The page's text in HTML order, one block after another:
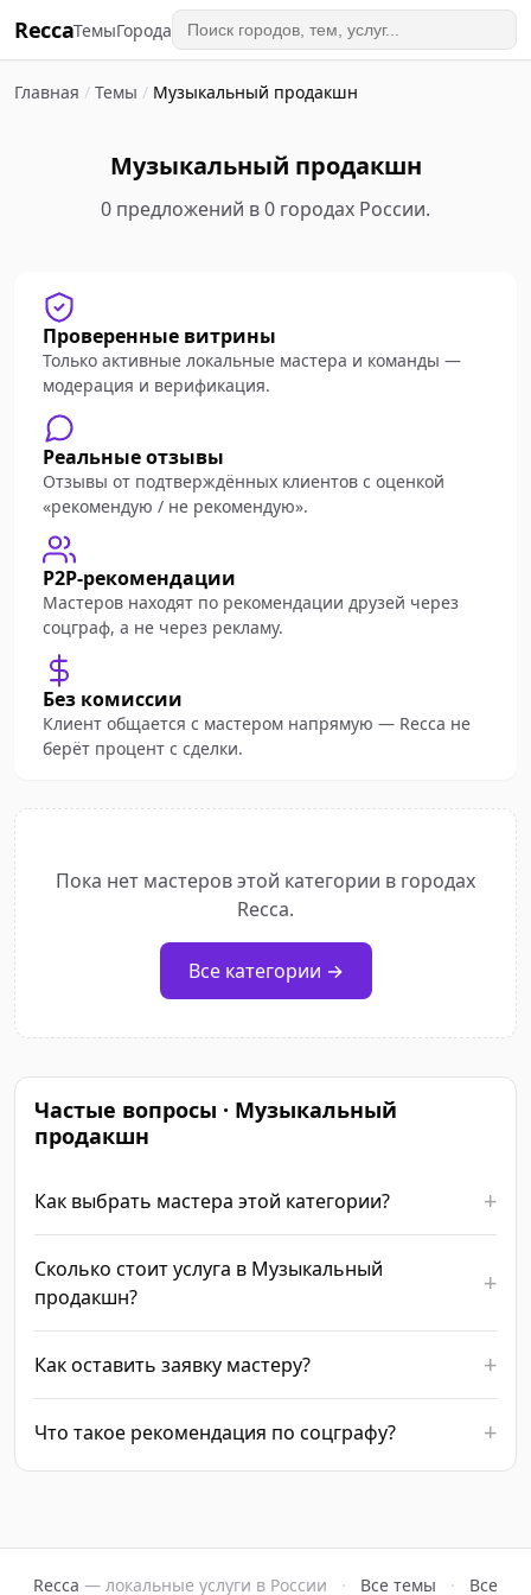
ReccaТемыГорода
Главная / Темы / Музыкальный продакшн
Музыкальный продакшн
0 предложений в 0 городах России.
Проверенные витрины
Только активные локальные мастера и команды —
модерация и верификация.
Реальные отзывы
Отзывы от подтверждённых клиентов с оценкой
«рекомендую / не рекомендую».
P2P-рекомендации
Мастеров находят по рекомендации друзей через
соцграф, а не через рекламу.
Без комиссии
Клиент общается с мастером напрямую — Recca не
берёт процент с сделки.
Пока нет мастеров этой категории в городах
Recca.
Все категории →
Частые вопросы · Музыкальный
продакшн
Как выбрать мастера этой категории?
Сколько стоит услуга в Музыкальный
продакшн?
Как оставить заявку мастеру?
Что такое рекомендация по соцграфу?
Recca — локальные услуги в России · Все темы · Все